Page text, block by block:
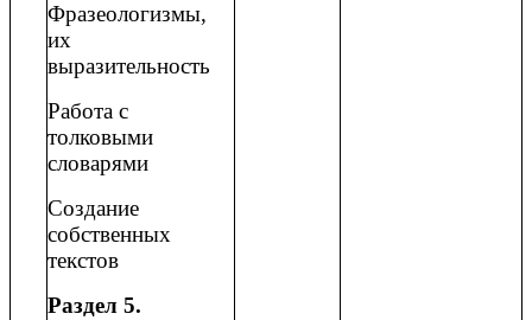
Фразеологизмы,
их
выразительность
Работа с
толковыми
словарями
Создание
собственных
текстов
Раздел 5.